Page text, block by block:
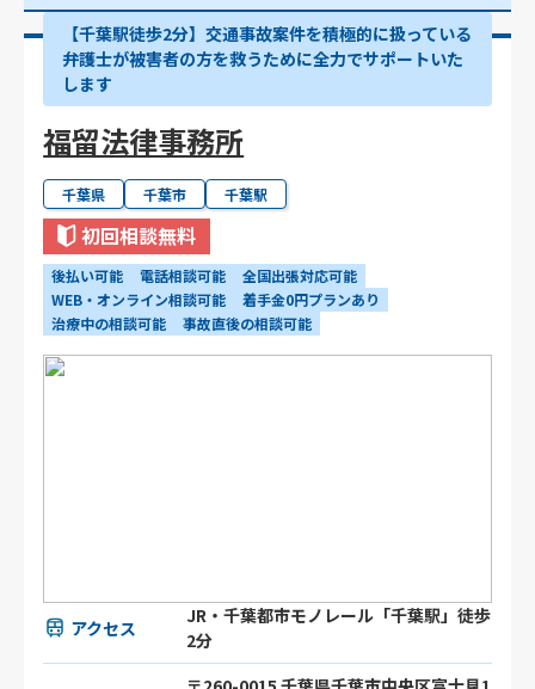
【千葉駅徒歩2分】交通事故案件を積極的に扱っている
弁護士が被害者の方を救うために全力でサポートいた
します
福留法律事務所
千葉県 千葉市 千葉駅
初回相談無料
後払い可能 電話相談可能
全国出張対応可能
WEB・オンライン相談可能
着手金0円プランあり
治療中の相談可能
事故直後の相談可能
アクセス
JR・千葉都市モノレール「千葉駅」徒歩
2分